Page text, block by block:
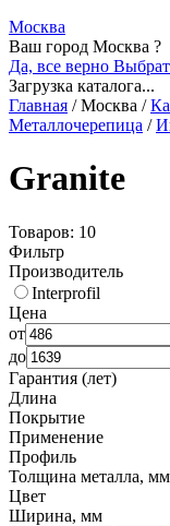
Москва
Ваш город Москва ?
Да, все верно
Загрузка каталога...
Главная /Москва /
Металлочерепица /
Granite
Товаров: 10
Фильтр
Производитель
Interprofil
Цена
от
до
Гарантия (лет)
Длина
Покрытие
Применение
Профиль
Толщина металла, мм
Цвет
Ширина, мм